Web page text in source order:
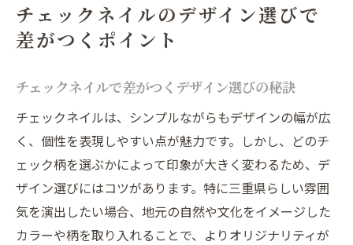
チェックネイルのデザイン選びで
差がつくポイント
チェックネイルで差がつくデザイン選びの秘訣
チェックネイルは、シンプルながらもデザインの幅が広
く、個性を表現しやすい点が魅力です。しかし、どのチ
ェック柄を選ぶかによって印象が大きく変わるため、デ
ザイン選びにはコツがあります。特に三重県らしい雰囲
気を演出したい場合、地元の自然や文化をイメージした
カラーや柄を取り入れることで、よりオリジナリティが